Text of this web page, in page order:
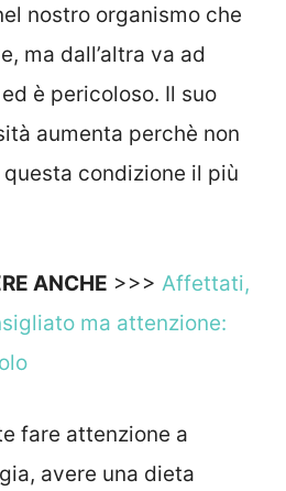
nostro organismo che
ma dall’altra va ad
è pericoloso. Il suo
aumenta perchè non
condizione il più
ANCHE >>> Affettati,
ma attenzione:
fare attenzione a
avere una dieta